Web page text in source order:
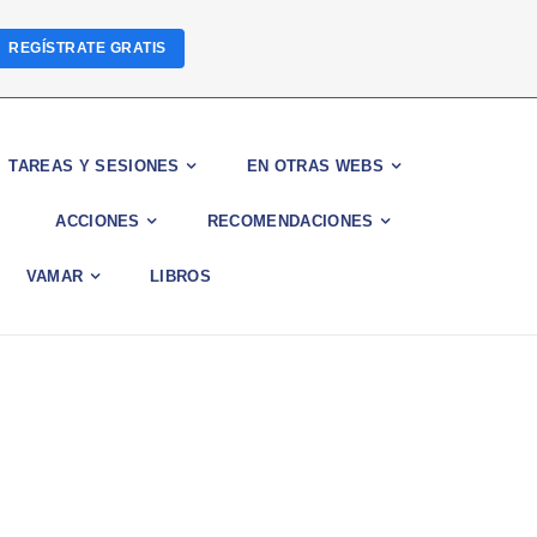
TAREAS Y SESIONES EN OTRAS WEBS
ACCIONES RECOMENDACIONES
VAMAR LIBROS
REGÍSTRATE GRATIS